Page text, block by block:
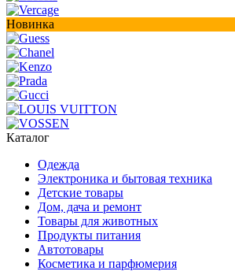
Новинка
Каталог
Одежда
Электроника и бытовая техника
Детские товары
Дом, дача и ремонт
Товары для животных
Продукты питания
Автотовары
Косметика и парфюмерия